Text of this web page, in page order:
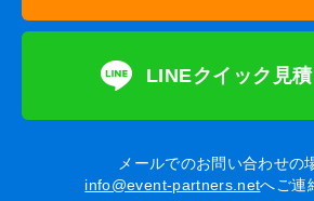
LINEクイック見積
メールでのお問い合わせの
info@event-partners.netへご連